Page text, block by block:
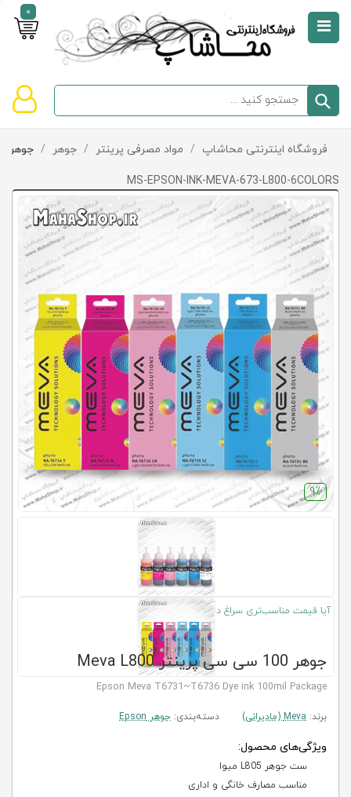
0
صفحه
دسته‌بندی
تخفیف‌ها
و
پیشنهادها
تماس
با
ما
کلاب
محاشاپ
سبد
خالی
است
فروشگاه اینترنتی محاشاپ / مواد مصرفی پرینتر / جوهر / جوهر Epson
MS-EPSON-INK-MEVA-673-L800-6COLORS
9٪
آیا قیمت مناسب‌تری سراغ دارید؟
جوهر 100 سی سی پرینتر Meva L800
Epson Meva T6731~T6736 Dye ink 100mil Package
برند: Meva (مادیرانی) دسته‌بندی: جوهر Epson
ویژگی‌های محصول:
ست جوهر L805 میوا
مناسب مصارف خانگی و اداری